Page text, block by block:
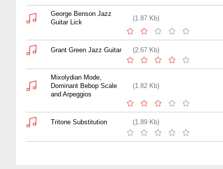
George Benson Jazz
Guitar Lick
(1.87 Kb)
Grant Green Jazz Guitar (2.67 Kb)
Mixolydian Mode,
Dominant Bebop Scale
and Arpeggios
(1.82 Kb)
Tritone Substitution (1.89 Kb)